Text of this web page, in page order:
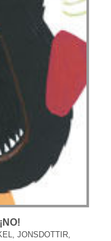
JONSDOTTIR,